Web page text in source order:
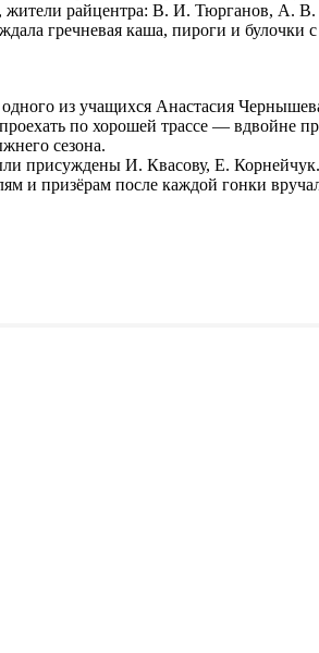
жители райцентра: В. И. Тюрганов, А.
гречневая каша, пироги и булочки
из учащихся Анастасия
по хорошей трассе — вдвойне
сезона.
присуждены И. Квасову, Е.
и призёрам после каждой гонки